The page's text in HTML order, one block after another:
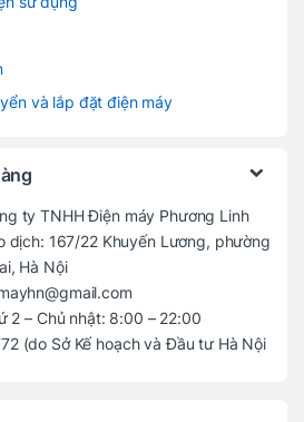
và lắp đặt điện máy
ty TNHH Điện máy Phương Linh
dịch: 167/22 Khuyến Lương, phường
Hà Nội
2 – Chủ nhật: 8:00 – 22:00
(do Sở Kế hoạch và Đầu tư Hà Nội